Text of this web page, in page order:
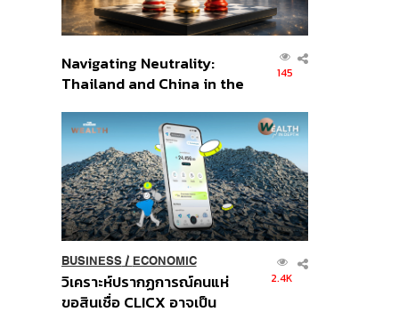
Navigating Neutrality:
Thailand and China in the
Order
145
BUSINESS/ ECONOMIC
วิเคราะห์ปรากฏการณ์คนแห่
ขอสินเชื่อ CLICX อาจเป็น
2.4K